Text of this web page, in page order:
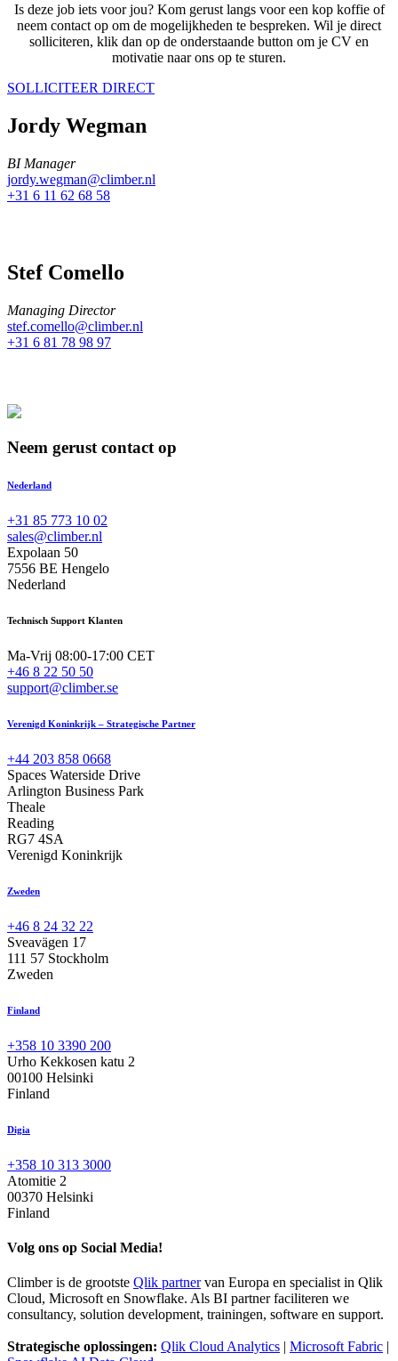
Is deze job iets voor jou? Kom gerust langs voor een kop koffie of
neem contact op om de mogelijkheden te bespreken. Wil je direct
solliciteren, klik dan op de onderstaande button om je CV en
motivatie naar ons op te sturen.
SOLLICITEER DIRECT
Jordy Wegman
BI Manager
jordy.wegman@climber.nl
+31 6 11 62 68 58
Stef Comello
Managing Director
stef.comello@climber.nl
+31 6 81 78 98 97
Neem gerust contact op
Nederland
+31 85 773 10 02
sales@climber.nl
Expolaan 50
7556 BE Hengelo
Nederland
Technisch Support Klanten
Ma-Vrij 08:00-17:00 CET
+46 8 22 50 50
support@climber.se
Verenigd Koninkrijk – Strategische Partner
+44 203 858 0668
Spaces Waterside Drive
Arlington Business Park
Theale
Reading
RG7 4SA
Verenigd Koninkrijk
Zweden
+46 8 24 32 22
Sveavägen 17
111 57 Stockholm
Zweden
Finland
+358 10 3390 200
Urho Kekkosen katu 2
00100 Helsinki
Finland
Digia
+358 10 313 3000
Atomitie 2
00370 Helsinki
Finland
Volg ons op Social Media!
Climber is de grootste Qlik partnervan Europa en specialist in Qlik
Cloud, Microsoft en Snowflake. Als BI partner faciliteren we
consultancy, solution development, trainingen, software en support.
Strategische oplossingen: Qlik Cloud Analytics | Microsoft Fabric |